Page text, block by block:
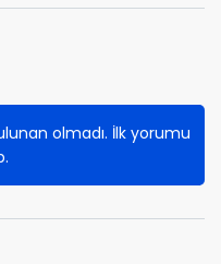
olmadı. İlk yorumu